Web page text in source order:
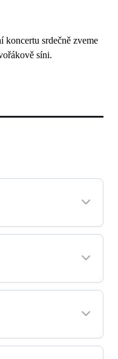
koncertu srdečně zveme
síni.